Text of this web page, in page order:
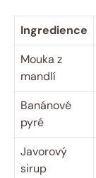
Ingredience
Mouka z
mandlí
Banánové
pyré
Javorový
sirup